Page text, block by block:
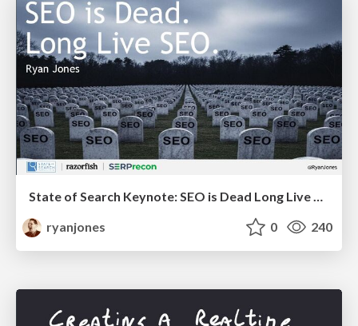
State of Search Keynote: SEO is Dead Long Live SEO
ryanjones
0 240